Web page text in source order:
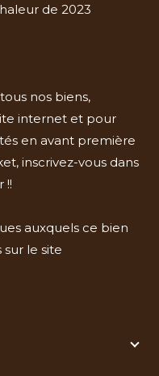
de 2023
nos biens,
internet et pour
en avant première
inscrivez-vous dans
!!
auxquels ce bien
le site